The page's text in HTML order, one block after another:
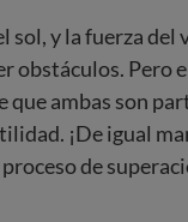
sol, y la fuerza del
obstáculos. Pero
que ambas son
¡De igual
de